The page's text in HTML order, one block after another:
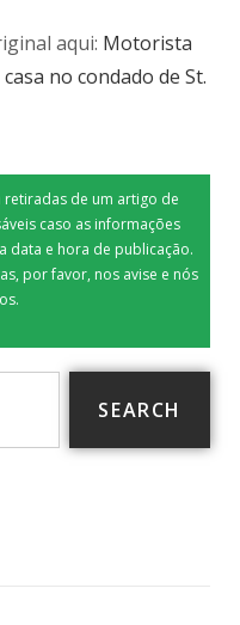
aqui: Motorista
no condado de St.
de um artigo de
caso as informações
data e hora de publicação.
por favor, nos avise e nós
SEARCH